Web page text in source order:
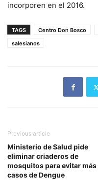
incorporen en el 2016.
TAGS Centro Don Bosco
salesianos
Previous article
Ministerio de Salud pide
eliminar criaderos de
mosquitos para evitar más
casos de Dengue